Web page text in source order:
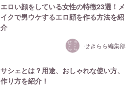
エロい顔をしている女性の特徴23選！メ
イクで男ウケするエロ顔を作る方法を紹
介
せきらら編集部
サシェとは？用途、おしゃれな使い方、
作り方を紹介！